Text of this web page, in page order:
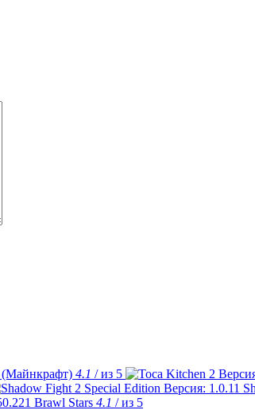
(Майнкрафт) 4.1 / из 5
Brawl Stars 4.1 / из 5